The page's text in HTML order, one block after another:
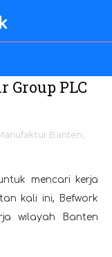
Group PLC
Banten
mencari kerja
kali ini, Befwork
wilayah Banten